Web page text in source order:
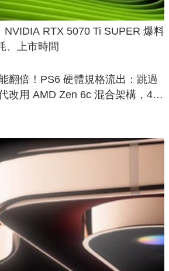
NVIDIA RTX 5070 Ti SUPER 爆料
、上市時間
翻倍！PS6 硬體規格流出：跳過
改用 AMD Zen 6c 混合架構，4K